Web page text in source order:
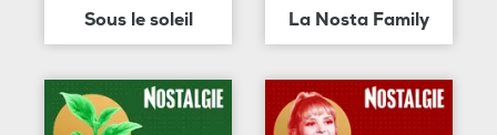
Sous le soleil La Nosta Family